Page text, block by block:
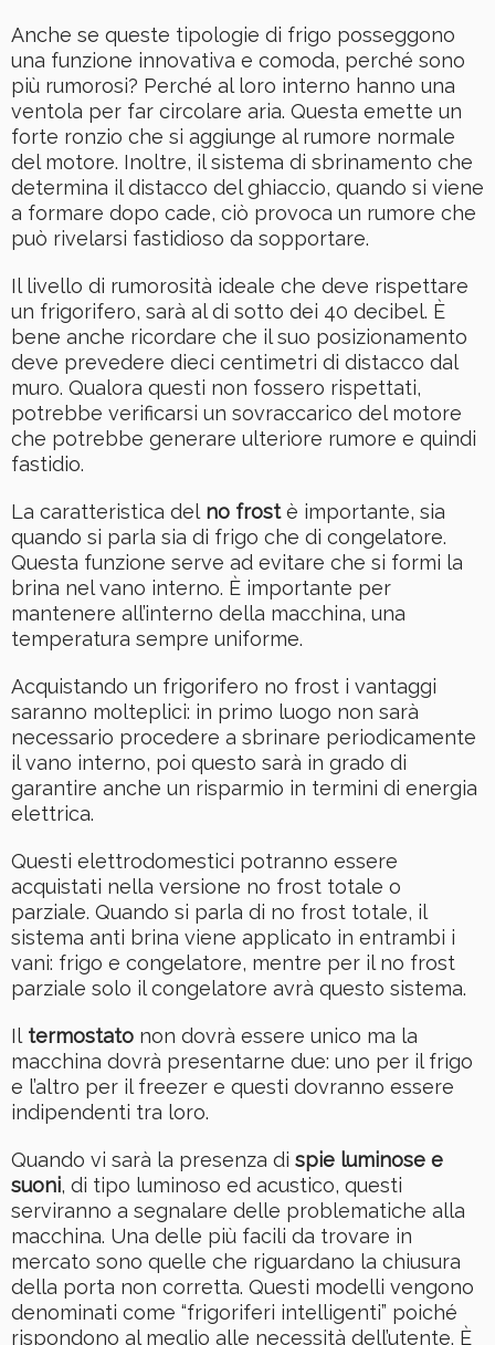
Anche se queste tipologie di frigo posseggono
una funzione innovativa e comoda, perché sono
più rumorosi? Perché al loro interno hanno una
ventola per far circolare aria. Questa emette un
forte ronzio che si aggiunge al rumore normale
del motore. Inoltre, il sistema di sbrinamento che
determina il distacco del ghiaccio, quando si viene
a formare dopo cade, ciò provoca un rumore che
può rivelarsi fastidioso da sopportare.
Il livello di rumorosità ideale che deve rispettare
un frigorifero, sarà al di sotto dei 40 decibel. È
bene anche ricordare che il suo posizionamento
deve prevedere dieci centimetri di distacco dal
muro. Qualora questi non fossero rispettati,
potrebbe verificarsi un sovraccarico del motore
che potrebbe generare ulteriore rumore e quindi
fastidio.
La caratteristica del no frostè importante, sia
quando si parla sia di frigo che di congelatore.
Questa funzione serve ad evitare che si formi la
brina nel vano interno. È importante per
mantenere all’interno della macchina, una
temperatura sempre uniforme.
Acquistando un frigorifero no frost i vantaggi
saranno molteplici: in primo luogo non sarà
necessario procedere a sbrinare periodicamente
il vano interno, poi questo sarà in grado di
garantire anche un risparmio in termini di energia
elettrica.
Questi elettrodomestici potranno essere
acquistati nella versione no frost totale o
parziale. Quando si parla di no frost totale, il
sistema anti brina viene applicato in entrambi i
vani: frigo e congelatore, mentre per il no frost
parziale solo il congelatore avrà questo sistema.
Il termostato non dovrà essere unico ma la
macchina dovrà presentarne due: uno per il frigo
e l’altro per il freezer e questi dovranno essere
indipendenti tra loro.
Quando vi sarà la presenza di spie luminose e
suoni, di tipo luminoso ed acustico, questi
serviranno a segnalare delle problematiche alla
macchina. Una delle più facili da trovare in
mercato sono quelle che riguardano la chiusura
della porta non corretta. Questi modelli vengono
denominati come “frigoriferi intelligenti” poiché
rispondono al meglio alle necessità dell’utente. È